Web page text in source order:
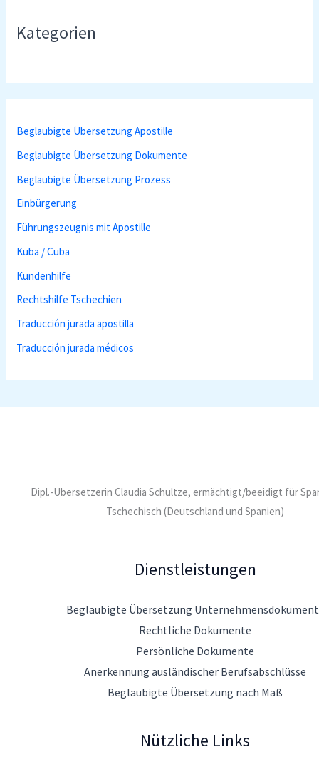
Kategorien
Beglaubigte Übersetzung Apostille
Beglaubigte Übersetzung Dokumente
Beglaubigte Übersetzung Prozess
Einbürgerung
Führungszeugnis mit Apostille
Kuba / Cuba
Kundenhilfe
Rechtshilfe Tschechien
Traducción jurada apostilla
Traducción jurada médicos
Dipl.-Übersetzerin Claudia Schultze, ermächtigt/beeidigt für
Tschechisch (Deutschland und Spanien)
Dienstleistungen
Beglaubigte Übersetzung
Rechtliche Dokumente
Persönliche Dokumente
Anerkennung ausländischer Berufsabschlüsse
Beglaubigte Übersetzung nach Maß
Nützliche Links